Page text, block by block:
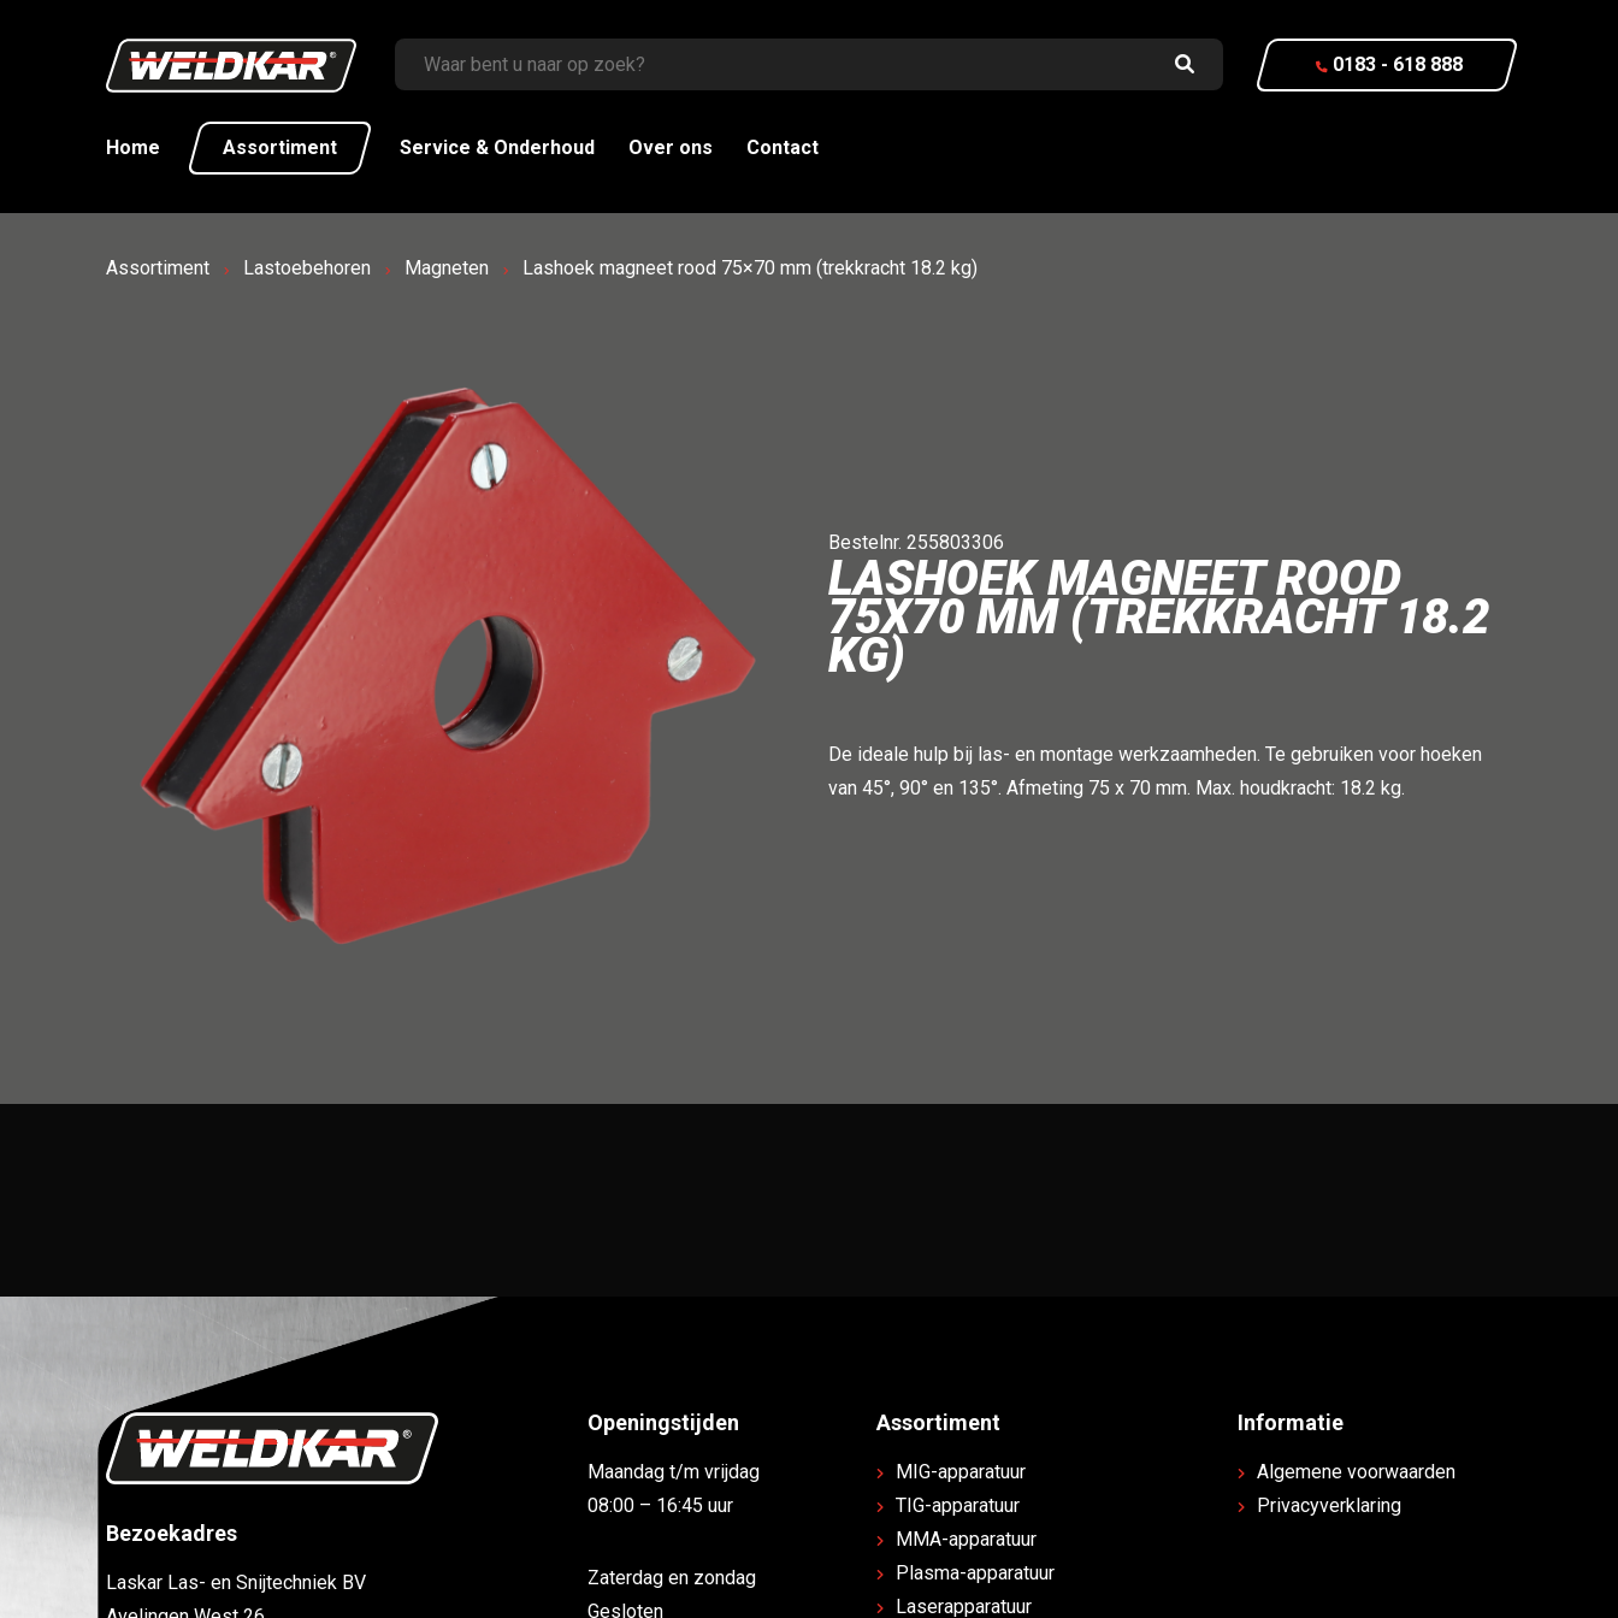
0183 - 618 888
Home Assortiment Service & Onderhoud Over ons Contact
Assortiment Lastoebehoren Magneten Lashoek magneet rood 75×70 mm (trekkracht 18.2 kg)
Bestelnr. 255803306
LASHOEK MAGNEET ROOD
75X70 MM (TREKKRACHT 18.2
KG)
De ideale hulp bij las- en montage werkzaamheden. Te gebruiken voor hoeken
van 45°, 90° en 135°. Afmeting 75 x 70 mm. Max. houdkracht: 18.2 kg.
Bezoekadres
Laskar Las- en Snijtechniek BV
Openingstijden
Maandag t/m vrijdag
08:00 – 16:45 uur
Zaterdag en zondag
Gesloten
Assortiment
MIG-apparatuur
TIG-apparatuur
MMA-apparatuur
Plasma-apparatuur
Laserapparatuur
Informatie
Algemene voorwaarden
Privacyverklaring